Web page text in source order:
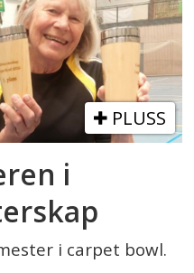
PLUSS
i
i carpet bowl.